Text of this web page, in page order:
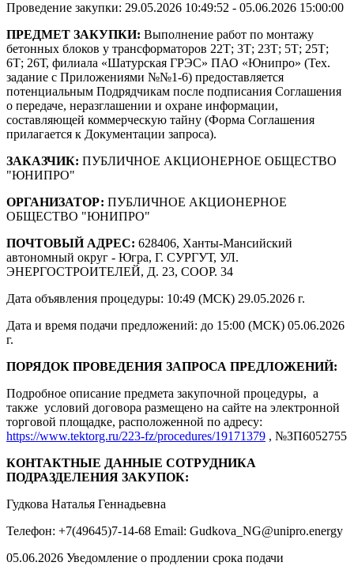
Проведение закупки: 29.05.2026 10:49:52 - 05.06.2026 15:00:00
ПРЕДМЕТ ЗАКУПКИ: Выполнение работ по монтажу
бетонных блоков у трансформаторов 22Т; 3Т; 23Т; 5Т; 25Т;
6Т; 26Т, филиала «Шатурская ГРЭС» ПАО «Юнипро» (Тех.
задание с Приложениями №№1-6) предоставляется
потенциальным Подрядчикам после подписания Соглашения
о передаче, неразглашении и охране информации,
составляющей коммерческую тайну (Форма Соглашения
прилагается к Документации запроса).
ЗАКАЗЧИК: ПУБЛИЧНОЕ АКЦИОНЕРНОЕ ОБЩЕСТВО
"ЮНИПРО"
ОРГАНИЗАТОР: ПУБЛИЧНОЕ АКЦИОНЕРНОЕ
ОБЩЕСТВО "ЮНИПРО"
ПОЧТОВЫЙ АДРЕС: 628406, Ханты-Мансийский
автономный округ - Югра, Г. СУРГУТ, УЛ.
ЭНЕРГОСТРОИТЕЛЕЙ, Д. 23, СООР. 34
Дата объявления процедуры: 10:49 (МСК) 29.05.2026 г.
Дата и время подачи предложений: до 15:00 (МСК) 05.06.2026
г.
ПОРЯДОК ПРОВЕДЕНИЯ ЗАПРОСА ПРЕДЛОЖЕНИЙ:
Подробное описание предмета закупочной процедуры, а
также условий договора размещено на сайте на электронной
торговой площадке, расположенной по адресу:
https://www.tektorg.ru/223-fz/procedures/19171379 , №ЗП6052755
КОНТАКТНЫЕ ДАННЫЕ СОТРУДНИКА
ПОДРАЗДЕЛЕНИЯ ЗАКУПОК:
Гудкова Наталья Геннадьевна
Телефон: +7(49645)7-14-68 Email: Gudkova_NG@unipro.energy
05.06.2026 Уведомление о продлении срока подачи